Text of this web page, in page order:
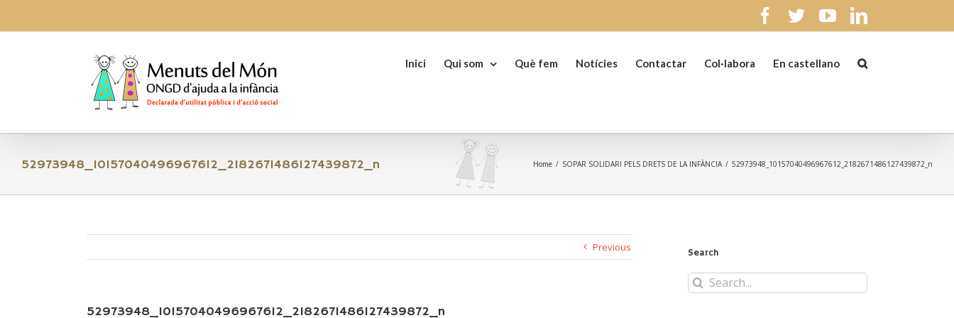
content
facebook
twitteryoutubelinkedin
Inici
Qui som Què fem Notícies Contactar Col·labora En castellano
52973948_10157040496967612_2182671486127439872_n Home / SOPAR SOLIDARI PELS DRETS DE LA INFÀNCIA / 52973948_10157040496967612_2182671486127439872_n
Previous
52973948_10157040496967612_2182671486127439872_n
Search
Search
for: